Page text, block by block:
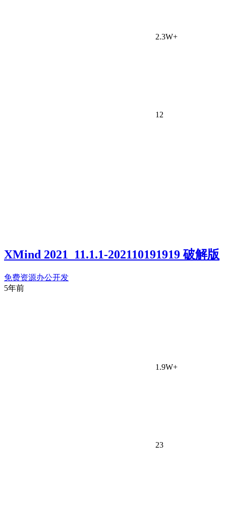
2.3W+
12
XMind 2021_11.1.1-202110191919 破解版
免费资源办公开发
5年前
1.9W+
23